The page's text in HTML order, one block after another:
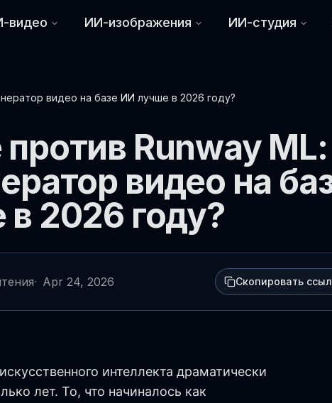
видео ИИ-изображения ИИ-студия
видео на базе ИИ лучше в 2026 году?
Runway ML:
видео на
2026 году?
· Apr 24, 2026 Скопировать
интеллекта драматически
лет. То, что начиналось как